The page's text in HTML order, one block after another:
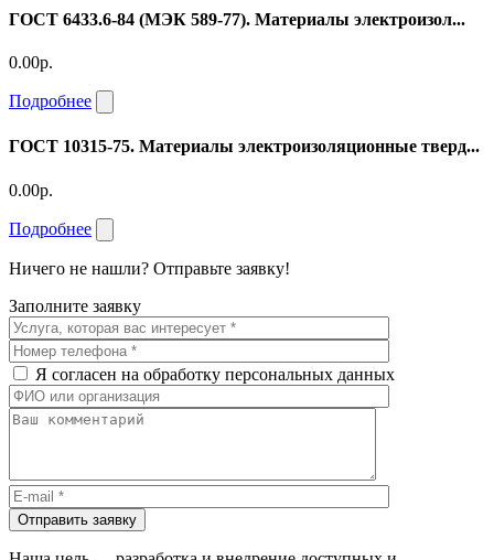
ГОСТ 6433.6-84 (МЭК 589-77). Материалы электроизол...
0.00р.
Подробнее
ГОСТ 10315-75. Материалы электроизоляционные тверд...
0.00р.
Подробнее
Ничего не нашли? Отправьте заявку!
Заполните заявку
Я согласен на обработку персональных данных
Отправить заявку